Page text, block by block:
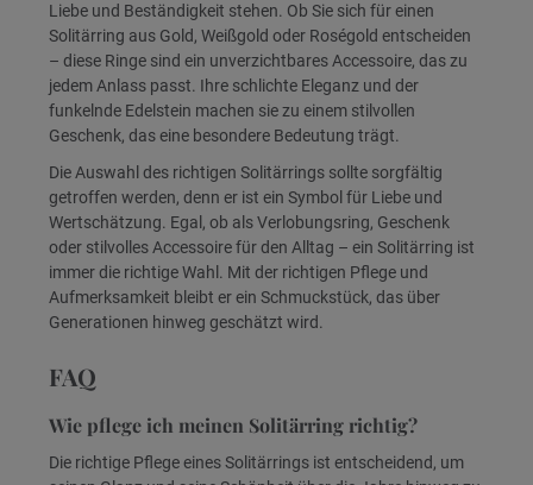
Liebe und Beständigkeit stehen. Ob Sie sich für einen
Solitärring aus Gold, Weißgold oder Roségold entscheiden
– diese Ringe sind ein unverzichtbares Accessoire, das zu
jedem Anlass passt. Ihre schlichte Eleganz und der
funkelnde Edelstein machen sie zu einem stilvollen
Geschenk, das eine besondere Bedeutung trägt.
Die Auswahl des richtigen Solitärrings sollte sorgfältig
getroffen werden, denn er ist ein Symbol für Liebe und
Wertschätzung. Egal, ob als Verlobungsring, Geschenk
oder stilvolles Accessoire für den Alltag – ein Solitärring ist
immer die richtige Wahl. Mit der richtigen Pflege und
Aufmerksamkeit bleibt er ein Schmuckstück, das über
Generationen hinweg geschätzt wird.
FAQ
Wie pflege ich meinen Solitärring richtig?
Die richtige Pflege eines Solitärrings ist entscheidend, um